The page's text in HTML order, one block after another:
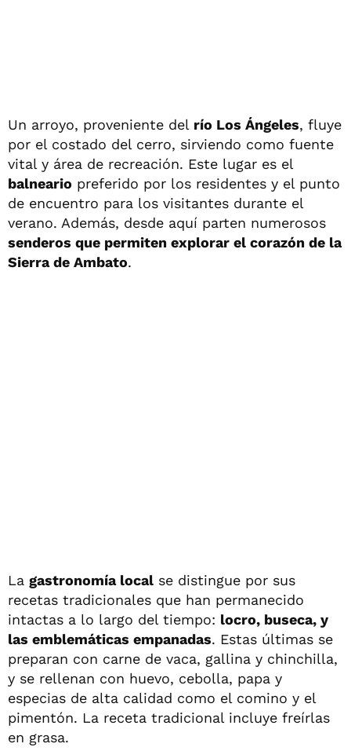
Un arroyo, proveniente del río Los Ángeles, fluye
por el costado del cerro, sirviendo como fuente
vital y área de recreación. Este lugar es el
balneario preferido por los residentes y el punto
de encuentro para los visitantes durante el
verano. Además, desde aquí parten numerosos
senderos que permiten explorar el corazón de la
Sierra de Ambato.
La gastronomía local se distingue por sus
recetas tradicionales que han permanecido
intactas a lo largo del tiempo: locro, buseca, y
las emblemáticas empanadas. Estas últimas se
preparan con carne de vaca, gallina y chinchilla,
y se rellenan con huevo, cebolla, papa y
especias de alta calidad como el comino y el
pimentón. La receta tradicional incluye freírlas
en grasa.